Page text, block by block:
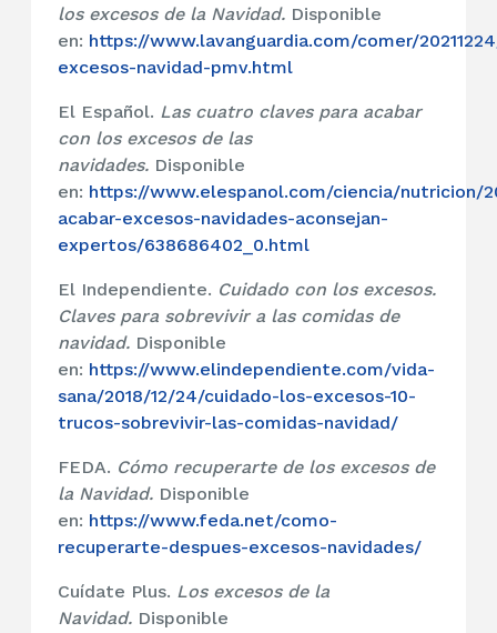
los excesos de la Navidad. Disponible
en: https://www.lavanguardia.com/comer/
excesos-navidad-pmv.html
El Español. Las cuatro claves para acabar
con los excesos de las
navidades. Disponible
en: https://www.elespanol.com/ciencia/nutricion/
acabar-excesos-navidades-aconsejan-
expertos/638686402_0.html
El Independiente. Cuidado con los excesos.
Claves para sobrevivir a las comidas de
navidad. Disponible
en: https://www.elindependiente.com/vida-
sana/2018/12/24/cuidado-los-excesos-10-
trucos-sobrevivir-las-comidas-navidad/
FEDA. Cómo recuperarte de los excesos de
la Navidad. Disponible
en: https://www.feda.net/como-
recuperarte-despues-excesos-navidades/
Cuídate Plus. Los excesos de la
Navidad. Disponible